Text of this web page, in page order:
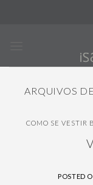
ARQUIVOS
COMO SE VESTIR
POSTED